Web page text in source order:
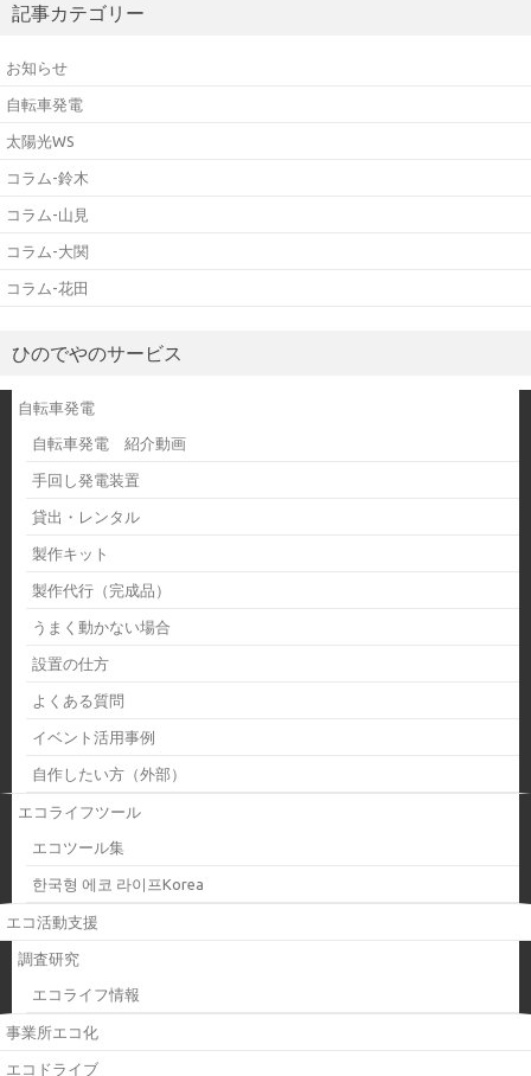
記事カテゴリー
お知らせ
自転車発電
太陽光WS
コラム-鈴木
コラム-山見
コラム-大関
コラム-花田
ひのでやのサービス
自転車発電
自転車発電 紹介動画
手回し発電装置
貸出・レンタル
製作キット
製作代行（完成品）
うまく動かない場合
設置の仕方
よくある質問
イベント活用事例
自作したい方（外部）
エコライフツール
エコツール集
한국형 에코 라이프Korea
エコ活動支援
調査研究
エコライフ情報
事業所エコ化
エコドライブ